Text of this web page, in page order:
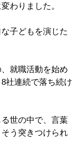
わりました。
子どもを演じた
就職活動を始め
社連続で落ち続け
世の中で、言葉
う突きつけられ